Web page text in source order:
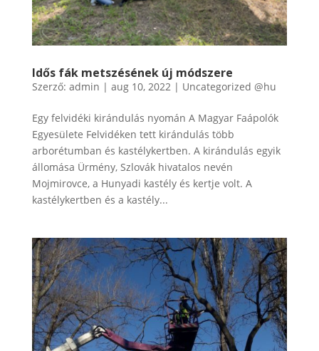
Idős fák metszésének új módszere
Szerző: admin | aug 10, 2022 | Uncategorized @hu
Egy felvidéki kirándulás nyomán A Magyar Faápolók
Egyesülete Felvidéken tett kirándulás több
arborétumban és kastélykertben. A kirándulás egyik
állomása Ürmény, Szlovák hivatalos nevén
Mojmirovce, a Hunyadi kastély és kertje volt. A
kastélykertben és a kastély...